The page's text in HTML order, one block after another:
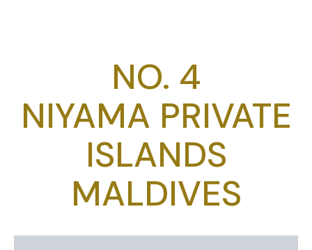
NO. 4
NIYAMA PRIVATE
ISLANDS
MALDIVES